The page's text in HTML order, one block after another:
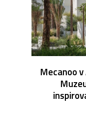
Mecanoo